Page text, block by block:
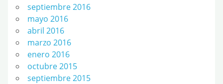
septiembre 2016
mayo 2016
abril 2016
marzo 2016
enero 2016
octubre 2015
septiembre 2015